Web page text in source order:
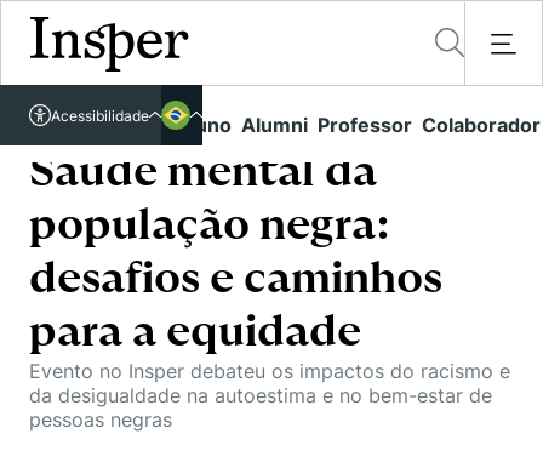
Links rápidos Aluno Alumni Professor Colaborador
Acessibilidade
Acessível em libras
Graduação
Pós-Graduação
Educação Executiva
Busca por Áreas de Conhecimento
O Insper
Internacional
Student Life
Comunidade Transforme
Missão
Projetos Sociais
Lista de doadores
Pesquisa no Insper
Centros de Conhecimento
Conteúdos
Unidades Acadêmicas
Saúde mental da
população negra:
desafios e caminhos
para a equidade
Evento no Insper debateu os impactos do racismo e
da desigualdade na autoestima e no bem-estar de
pessoas negras